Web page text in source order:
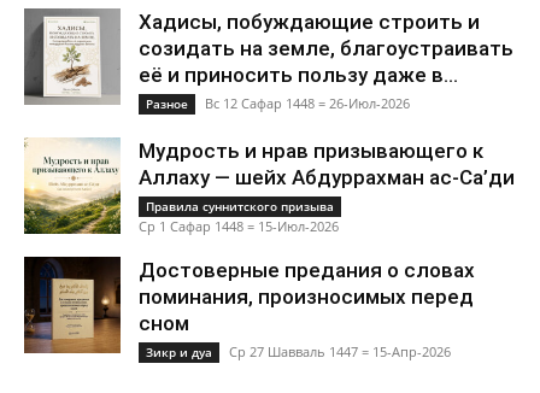
Хадисы, побуждающие строить и
созидать на земле, благоустраивать
её и приносить пользу даже в...
Разное Вс 12 Сафар 1448 = 26-Июл-2026
Мудрость и нрав призывающего к
Аллаху — шейх Абдуррахман ас-Са’ди
Правила суннитского призыва
Ср 1 Сафар 1448 = 15-Июл-2026
Достоверные предания о словах
поминания, произносимых перед
сном
Зикр и дуа Ср 27 Шавваль 1447 = 15-Апр-2026